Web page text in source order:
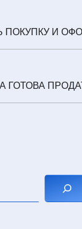
ПОКУПКУ И
ГОТОВА